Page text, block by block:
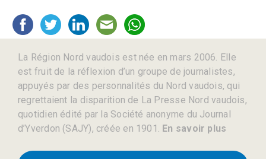
La Région Nord vaudois est née en mars 2006. Elle
est fruit de la réflexion d’un groupe de journalistes,
appuyés par des personnalités du Nord vaudois, qui
regrettaient la disparition de La Presse Nord vaudois,
quotidien édité par la Société anonyme du Journal
d’Yverdon (SAJY), créée en 1901. En savoir plus